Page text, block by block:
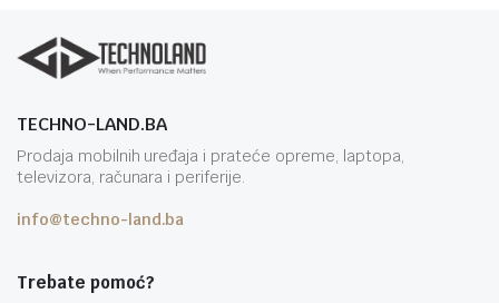
TECHNO-LAND.BA
Prodaja mobilnih uređaja i prateće opreme, laptopa,
televizora, računara i periferije.
info@techno-land.ba
Trebate pomoć?